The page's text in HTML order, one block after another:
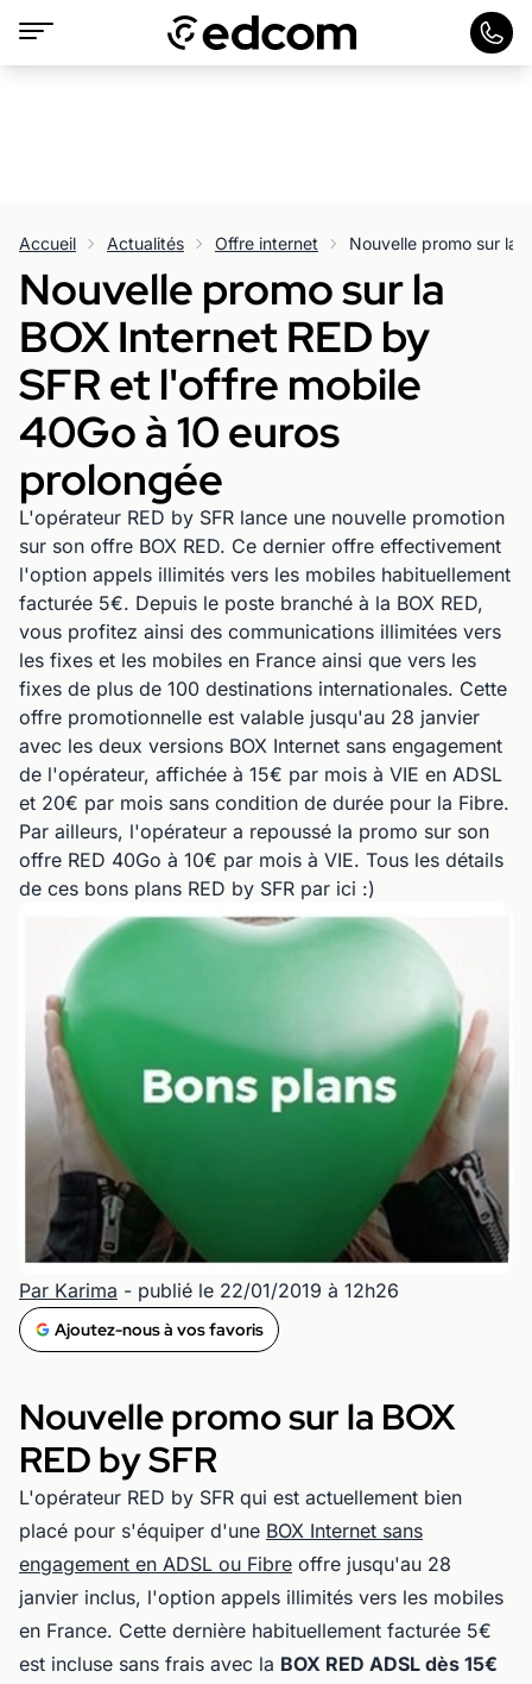
Accueil Actualités Offre internet
Nouvelle promo sur la
BOX Internet RED by
SFR et l'offre mobile
40Go à 10 euros
prolongée
L'opérateur RED by SFR lance une nouvelle promotion
sur son offre BOX RED. Ce dernier offre effectivement
l'option appels illimités vers les mobiles habituellement
facturée 5€. Depuis le poste branché à la BOX RED,
vous profitez ainsi des communications illimitées vers
les fixes et les mobiles en France ainsi que vers les
fixes de plus de 100 destinations internationales. Cette
offre promotionnelle est valable jusqu'au 28 janvier
avec les deux versions BOX Internet sans engagement
de l'opérateur, affichée à 15€ par mois à VIE en ADSL
et 20€ par mois sans condition de durée pour la Fibre.
Par ailleurs, l'opérateur a repoussé la promo sur son
offre RED 40Go à 10€ par mois à VIE. Tous les détails
de ces bons plans RED by SFR par ici :)
Par Karima - publié le 22/01/2019 à 12h26
Ajoutez-nous à vos favoris
Nouvelle promo sur la BOX
RED by SFR
L'opérateur RED by SFR qui est actuellement bien
placé pour s'équiper d'une BOX Internet sans
engagement en ADSL ou Fibre offre jusqu'au 28
janvier inclus, l'option appels illimités vers les mobiles
en France. Cette dernière habituellement facturée 5€
est incluse sans frais avec la BOX RED ADSL dès 15€